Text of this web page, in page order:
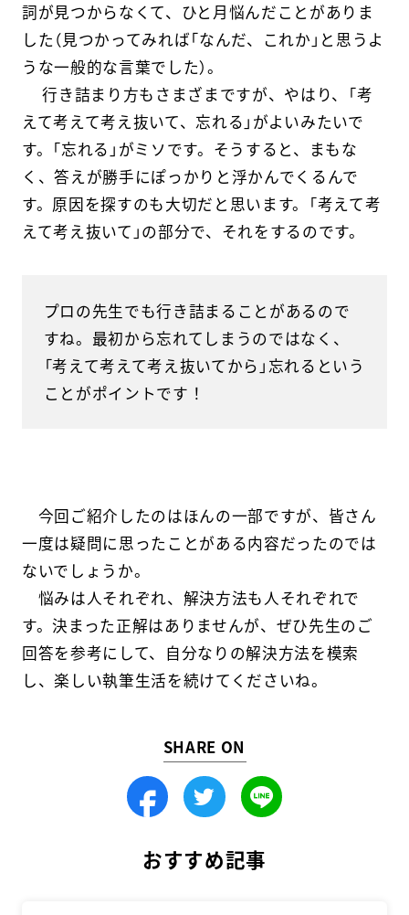
詞が見つからなくて、ひと月悩んだことがありま
した（見つかってみれば「なんだ、これか」と思うよ
うな一般的な言葉でした）。
行き詰まり方もさまざまですが、やはり、「考
えて考えて考え抜いて、忘れる」がよいみたいで
す。「忘れる」がミソです。そうすると、まもな
く、答えが勝手にぽっかりと浮かんでくるんで
す。原因を探すのも大切だと思います。「考えて考
えて考え抜いて」の部分で、それをするのです。
プロの先生でも行き詰まることがあるので
すね。最初から忘れてしまうのではなく、
「考えて考えて考え抜いてから」忘れるという
ことがポイントです！
今回ご紹介したのはほんの一部ですが、皆さん
一度は疑問に思ったことがある内容だったのでは
ないでしょうか。
悩みは人それぞれ、解決方法も人それぞれで
す。決まった正解はありませんが、ぜひ先生のご
回答を参考にして、自分なりの解決方法を模索
し、楽しい執筆生活を続けてくださいね。
SHARE ON
おすすめ記事